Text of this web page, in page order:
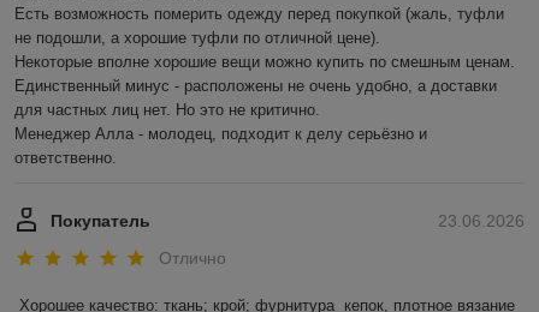
Есть возможность померить одежду перед покупкой (жаль, туфли
не подошли, а хорошие туфли по отличной цене).
Некоторые вполне хорошие вещи можно купить по смешным ценам.
Единственный минус - расположены не очень удобно, а доставки
для частных лиц нет. Но это не критично.
Менеджер Алла - молодец, подходит к делу серьёзно и
ответственно.
23.06.2026
Покупатель
Отлично
Хорошее качество: ткань; крой; фурнитура  кепок, плотное вязание